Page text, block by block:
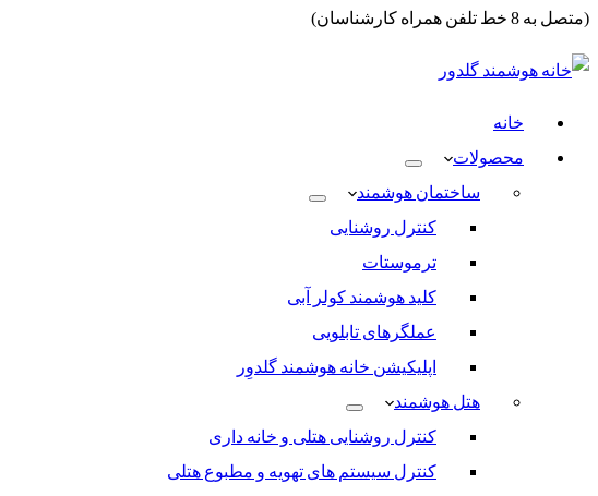
(متصل به 8 خط تلفن همراه کارشناسان)
خانه
محصولات
ساختمان هوشمند
کنترل روشنایی
ترموستات
کلید هوشمند کولر آبی
عملگرهای تابلویی
اپلیکیشن خانه هوشمند گلدوِر
هتل هوشمند
کنترل روشنایی هتلی و خانه داری
کنترل سیستم های تهویه و مطبوع هتلی